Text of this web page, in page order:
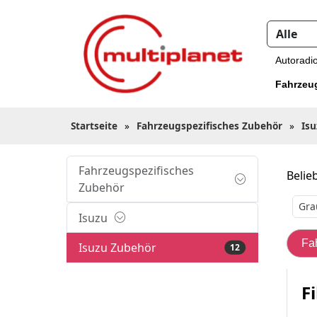
Startseite » Fahrzeugspezifisches Zubehör »
Fahrzeugspezifisches
Zubehör
Isuzu
Isuzu Zubehör
12